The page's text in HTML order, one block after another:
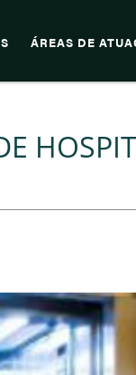
ÁREAS DE